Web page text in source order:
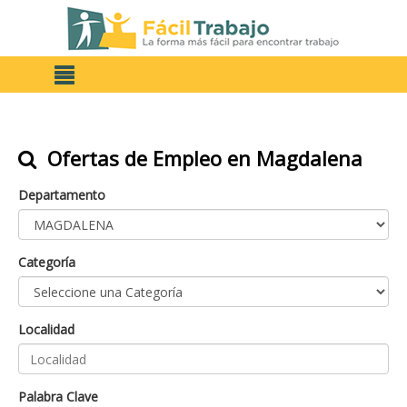
Ofertas de Empleo en Magdalena
Departamento
Categoría
Localidad
Palabra Clave